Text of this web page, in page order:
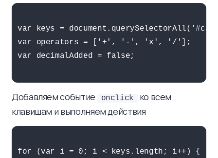
var keys =
var operators = ['+', '-', 'x', '/'];
var decimalAdded = false;
Добавляем событие onclick
ко всем
клавишам и выполняем действия
for (var i = 0; i < keys.length; i++) {